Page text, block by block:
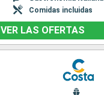
Comidas incluidas
VER LAS OFERTAS